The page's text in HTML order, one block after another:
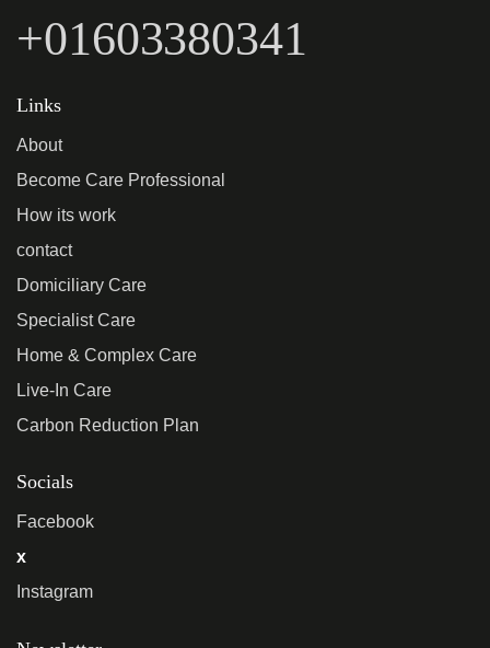
+01603380341
Links
About
Become Care Professional
How its work
contact
Domiciliary Care
Specialist Care
Home & Complex Care
Live-In Care
Carbon Reduction Plan
Socials
Facebook
x
Instagram